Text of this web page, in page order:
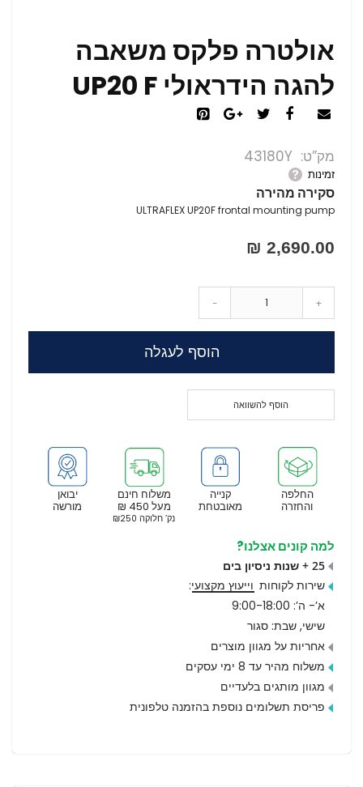
אולטרה פלקס משאבה
להגה הידראולי UP20 F
מק”ט 43180Y
זמינות
סקירה מהירה
ULTRAFLEX UP20F frontal mounting pump
2,690.00 ₪
- +
הוסף לעגלה
הוסף להשוואה
יבואן
מורשה
משלוח חינם
מעל 450 ₪
נק’ חלוקה ₪250
קנייה
מאובטחת
החלפה
והחזרה
למה קונים אצלנו?
25 + שנות ניסיון בים
שירות לקוחות וייעוץ מקצועי:
א’- ה’: 9:00-18:00
שישי, שבת: סגור
אחריות על מגוון מוצרים
משלוח מהיר עד 8 ימי עסקים
מגוון מותגים בלעדיים
פריסת תשלומים נוספת בהזמנה טלפונית